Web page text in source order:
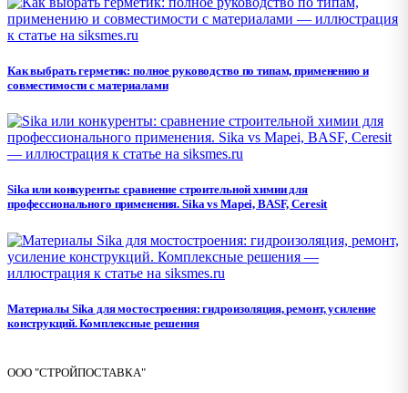
Как выбрать герметик: полное руководство по типам, применению и
совместимости с материалами
Sika или конкуренты: сравнение строительной химии для
профессионального применения. Sika vs Mapei, BASF, Ceresit
Материалы Sika для мостостроения: гидроизоляция, ремонт, усиление
конструкций. Комплексные решения
ООО "СТРОЙПОСТАВКА"